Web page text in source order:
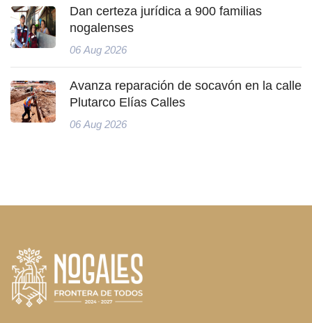
Dan certeza jurídica a 900 familias
nogalenses
06 Aug 2026
Avanza reparación de socavón en la calle
Plutarco Elías Calles
06 Aug 2026